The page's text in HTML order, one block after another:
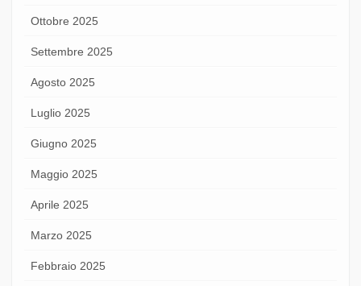
Ottobre 2025
Settembre 2025
Agosto 2025
Luglio 2025
Giugno 2025
Maggio 2025
Aprile 2025
Marzo 2025
Febbraio 2025